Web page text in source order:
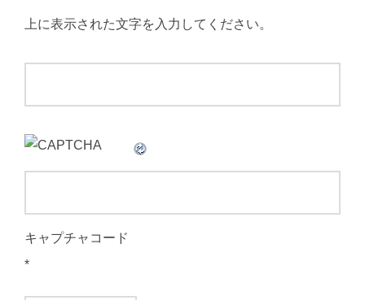
上に表示された文字を入力してください。
キャプチャコード
*